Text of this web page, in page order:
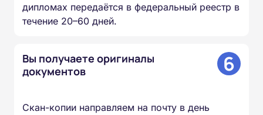
дипломах передаётся в федеральный реестр в
течение 20–60 дней.
Вы получаете оригиналы
документов
6
Скан-копии направляем на почту в день